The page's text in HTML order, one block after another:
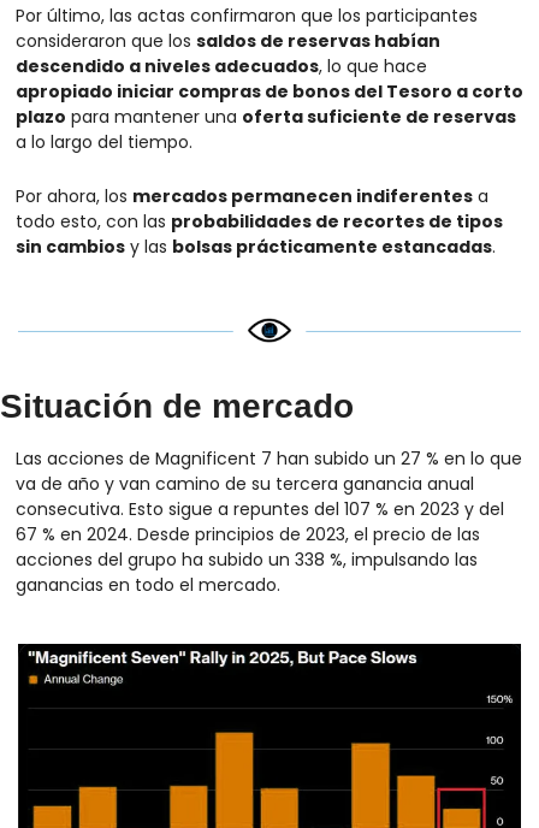
Por último, las actas confirmaron que los participantes
consideraron que los saldos de reservas habían
descendido a niveles adecuados
apropiado iniciar compras de bonos del Tesoro a corto
plazo para mantener una oferta suficiente de reservas
a lo largo del tiempo.
Por ahora, los mercados permanecen indiferentes a
todo esto, con las probabilidades de recortes de tipos
sin cambios y las bolsas prácticamente estancadas.
Situación de mercado
Las acciones de Magnificent 7 han subido un 27 % en lo que
va de año y van camino de su tercera ganancia anual
consecutiva. Esto sigue a repuntes del 107 % en 2023 y del
67 % en 2024. Desde principios de 2023, el precio de las
acciones del grupo ha subido un 338 %, impulsando las
ganancias en todo el mercado.